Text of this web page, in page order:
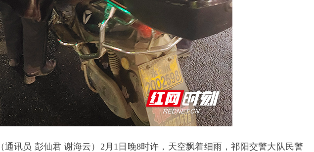
（通讯员 彭仙君 谢海云）2月1日晚8时许，天空飘着细雨，祁阳交警大队民警